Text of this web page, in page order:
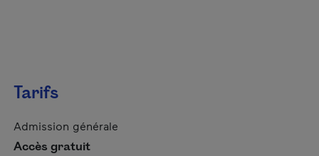
Tarifs
Admission générale
Accès gratuit